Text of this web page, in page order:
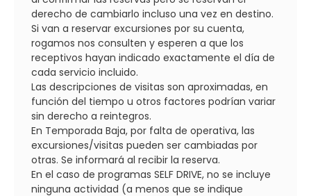
derecho de cambiarlo incluso una vez en destino.
Si van a reservar excursiones por su cuenta,
rogamos nos consulten y esperen a que los
receptivos hayan indicado exactamente el día de
cada servicio incluido.
Las descripciones de visitas son aproximadas, en
función del tiempo u otros factores podrían variar
sin derecho a reintegros.
En Temporada Baja, por falta de operativa, las
excursiones/visitas pueden ser cambiadas por
otras. Se informará al recibir la reserva.
En el caso de programas SELF DRIVE, no se incluye
ninguna actividad (a menos que se indique